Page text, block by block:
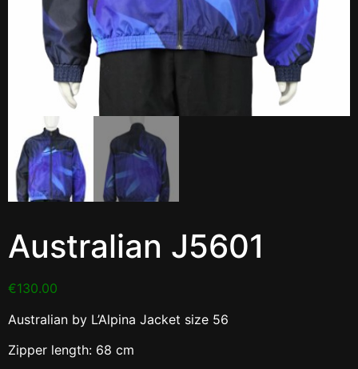
Australian J5601
€130.00
Australian by L’Alpina Jacket size 56
Zipper length: 68 cm